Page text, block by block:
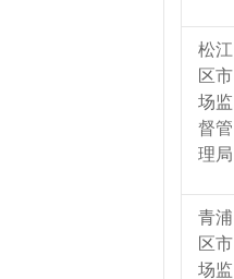
松江
区市
场监
督管
理局
青浦
区市
场监